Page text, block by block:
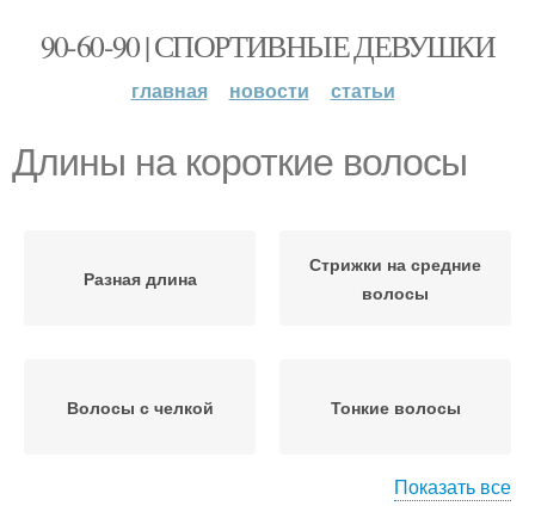
90-60-90 | СПОРТИВНЫЕ ДЕВУШКИ
главная новости статьи
Длины на короткие волосы
Разная длина
Стрижки на средние
волосы
Волосы с челкой Тонкие волосы
Показать все